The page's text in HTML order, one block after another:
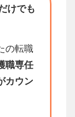
けでも
の転職
職専任
カウン